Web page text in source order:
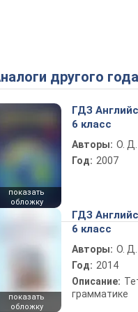
Аналоги другого
показать
обложку
ГДЗ
6 класс
Авторы: О.
Год: 2007
показать
обложку
ГДЗ
6 класс
Авторы: О.
Год: 2014
Описание:
грамматике